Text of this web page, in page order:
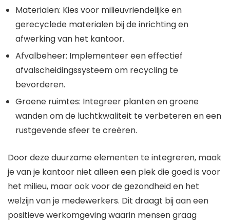
Materialen: Kies voor milieuvriendelijke en
gerecyclede materialen bij de inrichting en
afwerking van het kantoor.
Afvalbeheer: Implementeer een effectief
afvalscheidingssysteem om recycling te
bevorderen.
Groene ruimtes: Integreer planten en groene
wanden om de luchtkwaliteit te verbeteren en een
rustgevende sfeer te creëren.
Door deze duurzame elementen te integreren, maak
je van je kantoor niet alleen een plek die goed is voor
het milieu, maar ook voor de gezondheid en het
welzijn van je medewerkers. Dit draagt bij aan een
positieve werkomgeving waarin mensen graag